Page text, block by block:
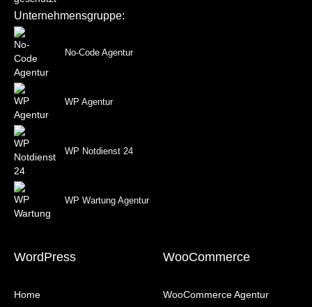
Unternehmensgruppe:
No-Code Agentur
WP Agentur
WP Notdienst 24
WP Wartung Agentur
WordPress
Home
WooCommerce
WooCommerce Agentur